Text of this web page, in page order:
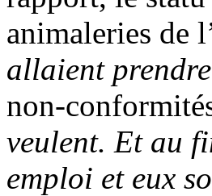
animaleries de
allaient
non-
veulent. Et au
emploi et eux